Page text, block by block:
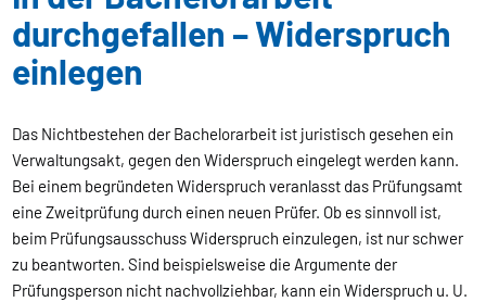
durchgefallen – Widerspruch
einlegen
Das Nichtbestehen der Bachelorarbeit ist juristisch gesehen ein
Verwaltungsakt, gegen den Widerspruch eingelegt werden kann.
Bei einem begründeten Widerspruch veranlasst das Prüfungsamt
eine Zweitprüfung durch einen neuen Prüfer. Ob es sinnvoll ist,
beim Prüfungsausschuss Widerspruch einzulegen, ist nur schwer
zu beantworten. Sind beispielsweise die Argumente der
Prüfungsperson nicht nachvollziehbar, kann ein Widerspruch u. U.